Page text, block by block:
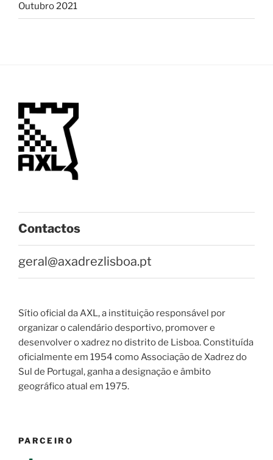
Outubro 2021
Contactos
geral@axadrezlisboa.pt
Sítio oficial da AXL, a instituição responsável por
organizar o calendário desportivo, promover e
desenvolver o xadrez no distrito de Lisboa. Constituída
oficialmente em 1954 como Associação de Xadrez do
Sul de Portugal, ganha a designação e âmbito
geográfico atual em 1975.
PARCEIRO